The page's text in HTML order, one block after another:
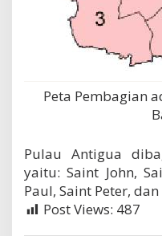
Peta Pembagian
Pulau Antigua
yaitu: Saint John,
Paul, Saint Peter,
Post Views: 487